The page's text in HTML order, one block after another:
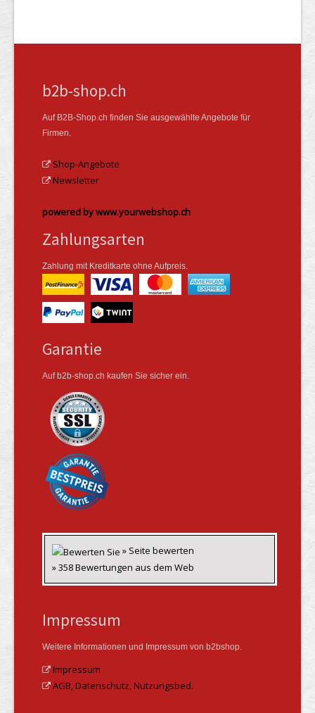
b2b-shop.ch
Auf B2B-Shop.ch finden Sie ausgewählte Angebote für
Firmen.
Shop-Angebote
Newsletter
powered by www.yourwebshop.ch
Zahlungsarten
Zahlung mit Kreditkarte ohne Aufpreis.
Garantie
Auf b2b-shop.ch kaufen Sie sicher ein.
» Seite bewerten
» 358 Bewertungen aus dem Web
Impressum
Weitere Informationen und Impressum von b2bshop.
Impressum
AGB, Datenschutz, Nutzungsbed.